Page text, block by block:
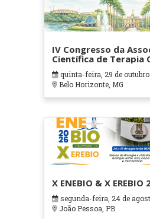
IV Congresso da
Científica de Terapia
em Contextos
Cuidados Paliativos -
quinta-feira, 29 de outubro
Belo Horizonte, MG
X ENEBIO & X EREBIO
segunda-feira, 24 de
João Pessoa, PB